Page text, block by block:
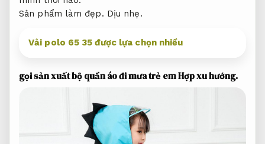
Sản phẩm làm đẹp. Dịu nhẹ.
Vải polo 65 35 được lựa chọn nhiều
gọi sản xuất bộ quần áo đi mưa trẻ emHợp xu hướng.